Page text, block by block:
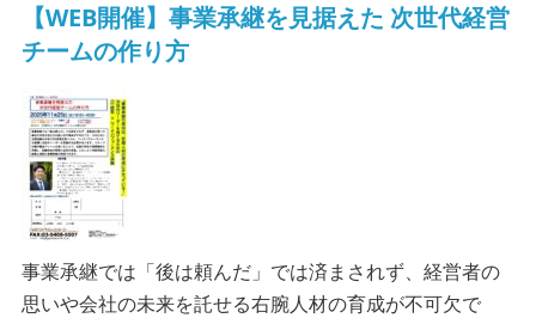
【WEB開催】事業承継を見据えた 次世代経営
チームの作り方
事業承継では「後は頼んだ」では済まされず、経営者の
思いや会社の未来を託せる右腕人材の育成が不可欠で